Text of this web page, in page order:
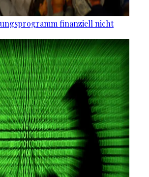
finanziell nicht